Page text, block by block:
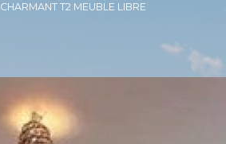
CHARMANT T2 MEUBLE LIBRE